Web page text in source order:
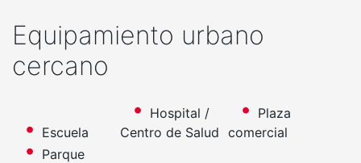
Equipamiento urbano
cercano
Escuela
Hospital /
Centro de Salud
Plaza
comercial
Parque